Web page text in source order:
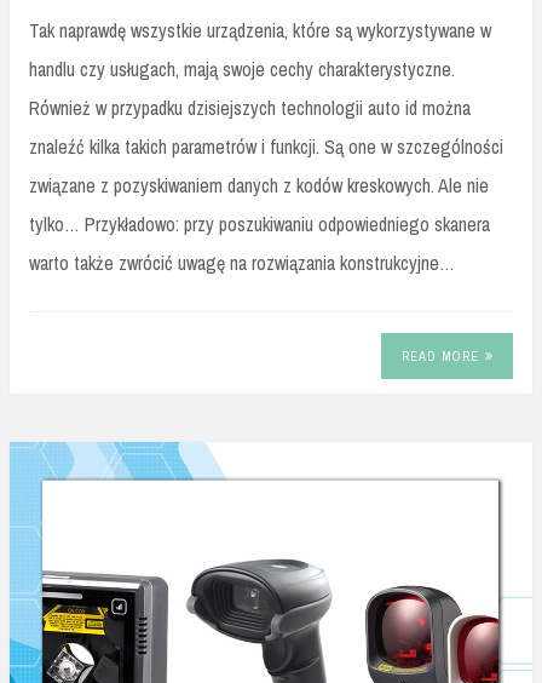
Tak naprawdę wszystkie urządzenia, które są wykorzystywane w
handlu czy usługach, mają swoje cechy charakterystyczne.
Również w przypadku dzisiejszych technologii auto id można
znaleźć kilka takich parametrów i funkcji. Są one w szczególności
związane z pozyskiwaniem danych z kodów kreskowych. Ale nie
tylko… Przykładowo: przy poszukiwaniu odpowiedniego skanera
warto także zwrócić uwagę na rozwiązania konstrukcyjne…
READ MORE